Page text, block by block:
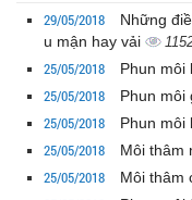
29/05/2018
Những
u mận hay vải
25/05/2018 Phun môi
25/05/2018 Phun môi
25/05/2018 Phun môi
25/05/2018 Môi thâm
25/05/2018 Môi thâm